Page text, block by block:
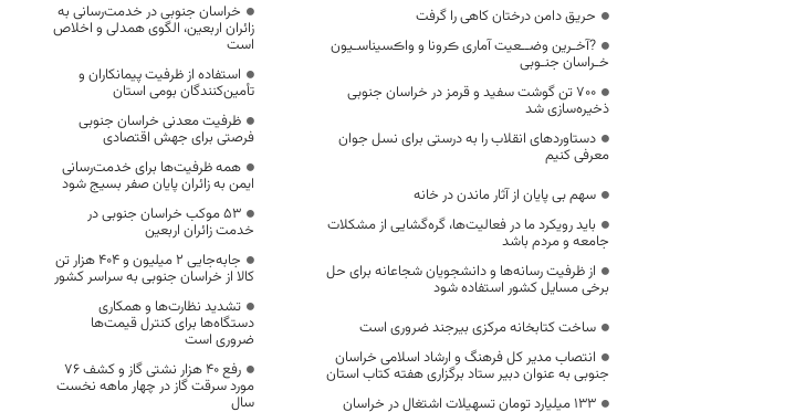
حریق دامن درختان کاهی را گرفت
?آخـرین وضــعیت آماری ڪرونا و واڪسیناسـیون
خـراسان جنـوبی
۷۰۰ تن گوشت سفید و قرمز در خراسان جنوبی
ذخیره‌سازی شد
دستاوردهای انقلاب را به درستی برای نسل جوان
معرفی کنیم
سهم بی پایان از آثار ماندن در خانه
باید رویکرد ما در فعالیت‌ها، گره‌‌گشایی از مشکلات
جامعه و مردم باشد
از ظرفیت رسانه‌ها و دانشجویان شجاعانه برای حل
برخی مسایل کشور استفاده شود
ساخت کتابخانه مرکزی بیرجند ضروری است
انتصاب مدیر کل فرهنگ و ارشاد اسلامی خراسان
جنوبی به عنوان دبیر ستاد برگزاری هفته کتاب استان
۱۳۳ میلیارد تومان تسهیلات اشتغال در خراسان
خراسان جنوبی در خدمت‌رسانی به
زائران اربعین، الگوی همدلی و اخلاص
است
استفاده از ظرفیت پیمانکاران و
تأمین‌کنندگان بومی استان
ظرفیت معدنی خراسان جنوبی
فرصتی برای جهش اقتصادی
همه ظرفیت‌ها برای خدمت‌رسانی
ایمن به زائران پایان صفر بسیج شود
53 موکب خراسان جنوبی در
خدمت زائران اربعین
جابه‌جایی 2 میلیون و 404 هزار تن
کالا از خراسان جنوبی به سراسر کشور
تشدید نظارت‌ها و همکاری
دستگاه‌ها برای کنترل قیمت‌ها
ضروری است
رفع 40 هزار نشتی گاز و کشف 76
مورد سرقت گاز در چهار ماهه نخست
سال